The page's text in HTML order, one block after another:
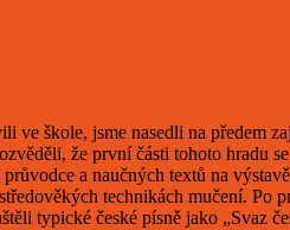
škole, jsme nasedli na předem
že první části tohoto hradu
a naučných textů na
technikách mučení. Po
typické české písně jako „Svaz